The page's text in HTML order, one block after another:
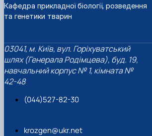
Кафедра прикладної біології, розведення
та генетики тварин
03041, м. Київ, вул. Горіхуватський
шлях (Генерала Родімцева), буд. 19,
навчальний корпус № 1, кімната №
42-48
(044)527-82-30
krozgen@ukr.net